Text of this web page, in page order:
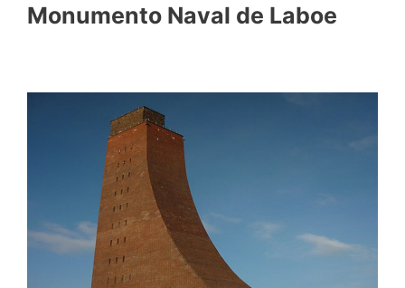
Monumento Naval de Laboe